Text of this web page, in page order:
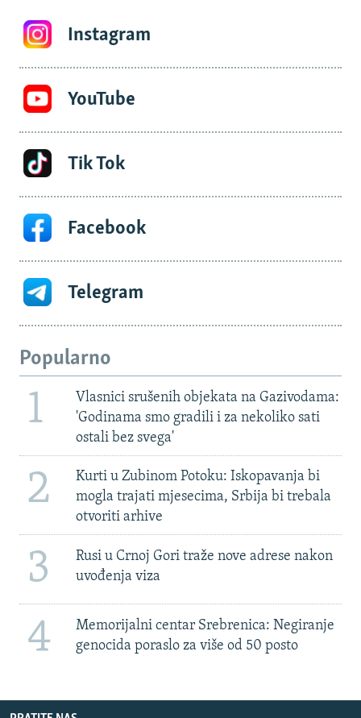
Instagram
YouTube
Tik Tok
Facebook
Telegram
Popularno
1
Vlasnici srušenih objekata na Gazivodama:
'Godinama smo gradili i za nekoliko sati
ostali bez svega'
2
Kurti u Zubinom Potoku: Iskopavanja bi
mogla trajati mjesecima, Srbija bi trebala
otvoriti arhive
3
Rusi u Crnoj Gori traže nove adrese nakon
uvođenja viza
4
Memorijalni centar Srebrenica: Negiranje
genocida poraslo za više od 50 posto